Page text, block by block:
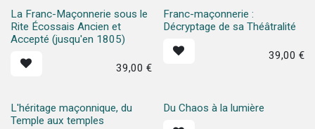
La Franc-Maçonnerie sous le
Rite Écossais Ancien et
Accepté (jusqu'en 1805)
39,00 €
Franc-maçonnerie :
Décryptage de sa Théâtralité
39,00 €
L'héritage maçonnique, du
Temple aux temples
Du Chaos à la lumière